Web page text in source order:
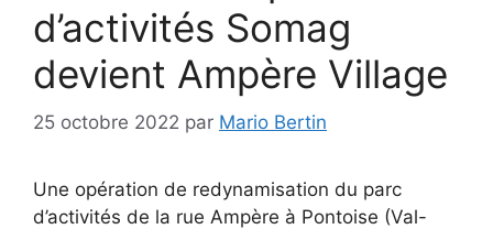
d’activités Somag
devient Ampère Village
25 octobre 2022 par Mario Bertin
Une opération de redynamisation du parc
d’activités de la rue Ampère à Pontoise (Val-